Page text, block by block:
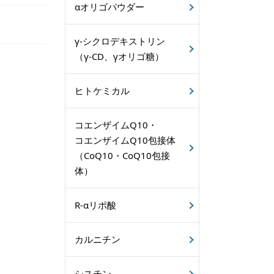
αオリゴパウダー
γ-シクロデキストリン
（γ-CD、γオリゴ糖）
ヒトケミカル
コエンザイムQ10・
コエンザイムQ10包接体
（CoQ10・CoQ10包接
体）
R-αリポ酸
カルニチン